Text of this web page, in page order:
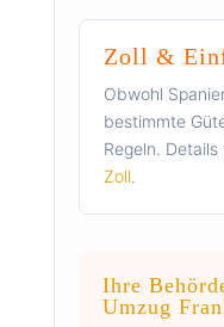
Zoll &
Obwohl
bestimmte
Regeln.
Zoll.
Ihre
Umzug